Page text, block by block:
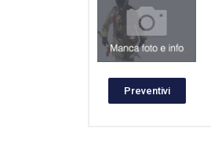
Preventivi